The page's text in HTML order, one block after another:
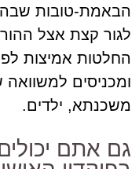
הבאמת-טובות
לגור קצת אצל
החלטות אמיצות
ומכניסים למשוואה
משכנתא, ילדים.
גם אתם